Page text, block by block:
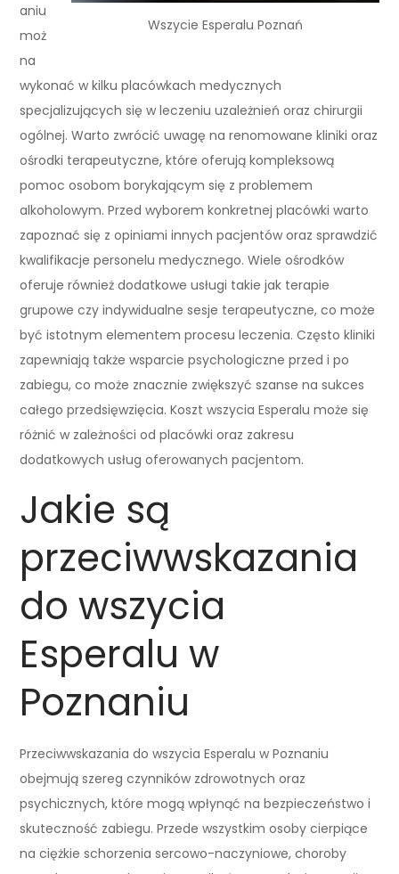
Wszycie Esperalu Poznań
aniu
moż
na
wykonać w kilku placówkach medycznych
specjalizujących się w leczeniu uzależnień oraz chirurgii
ogólnej. Warto zwrócić uwagę na renomowane kliniki oraz
ośrodki terapeutyczne, które oferują kompleksową
pomoc osobom borykającym się z problemem
alkoholowym. Przed wyborem konkretnej placówki warto
zapoznać się z opiniami innych pacjentów oraz sprawdzić
kwalifikacje personelu medycznego. Wiele ośrodków
oferuje również dodatkowe usługi takie jak terapie
grupowe czy indywidualne sesje terapeutyczne, co może
być istotnym elementem procesu leczenia. Często kliniki
zapewniają także wsparcie psychologiczne przed i po
zabiegu, co może znacznie zwiększyć szanse na sukces
całego przedsięwzięcia. Koszt wszycia Esperalu może się
różnić w zależności od placówki oraz zakresu
dodatkowych usług oferowanych pacjentom.
Jakie są
przeciwwskazania
do wszycia
Esperalu w
Poznaniu
Przeciwwskazania do wszycia Esperalu w Poznaniu
obejmują szereg czynników zdrowotnych oraz
psychicznych, które mogą wpłynąć na bezpieczeństwo i
skuteczność zabiegu. Przede wszystkim osoby cierpiące
na ciężkie schorzenia sercowo-naczyniowe, choroby